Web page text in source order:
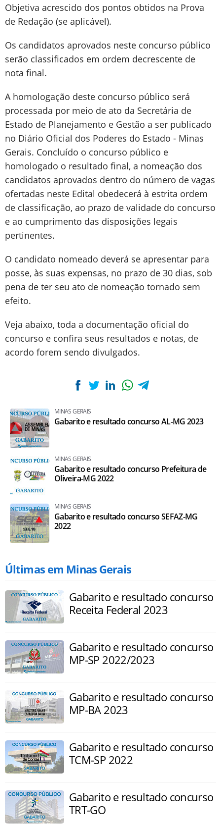
Objetiva acrescido dos pontos obtidos na Prova
de Redação (se aplicável).
Os candidatos aprovados neste concurso público
serão classificados em ordem decrescente de
nota final.
A homologação deste concurso público será
processada por meio de ato da Secretária de
Estado de Planejamento e Gestão a ser publicado
no Diário Oficial dos Poderes do Estado - Minas
Gerais. Concluído o concurso público e
homologado o resultado final, a nomeação dos
candidatos aprovados dentro do número de vagas
ofertadas neste Edital obedecerá à estrita ordem
de classificação, ao prazo de validade do concurso
e ao cumprimento das disposições legais
pertinentes.
O candidato nomeado deverá se apresentar para
posse, às suas expensas, no prazo de 30 dias, sob
pena de ter seu ato de nomeação tornado sem
efeito.
Veja abaixo, toda a documentação oficial do
concurso e confira seus resultados e notas, de
acordo forem sendo divulgados.
MINAS GERAIS
Gabarito e resultado concurso AL-MG 2023
MINAS GERAIS
Gabarito e resultado concurso Prefeitura de
Oliveira-MG 2022
MINAS GERAIS
Gabarito e resultado concurso SEFAZ-MG
2022
Últimas em Minas Gerais
Gabarito e resultado concurso
Receita Federal 2023
Gabarito e resultado concurso
MP-SP 2022/2023
Gabarito e resultado concurso
MP-BA 2023
Gabarito e resultado concurso
TCM-SP 2022
Gabarito e resultado concurso
TRT-GO